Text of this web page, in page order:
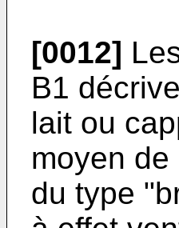
[0012]
B1
lait ou
moyen
du type